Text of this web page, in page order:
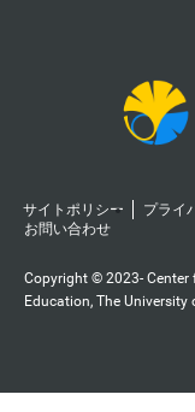
サイトポリシー プライ
お問い合わせ
Copyright © 2023- Center
Education, The University